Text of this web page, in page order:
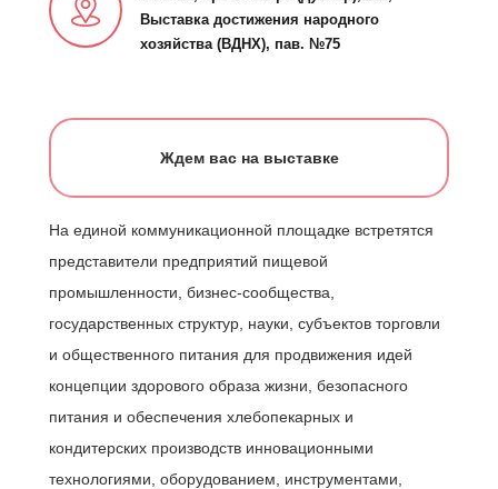
Выставка достижения народного
хозяйства (ВДНХ), пав. №75
Ждем вас на выставке
На единой коммуникационной площадке встретятся
представители предприятий пищевой
промышленности, бизнес-сообщества,
государственных структур, науки, субъектов торговли
и общественного питания для продвижения идей
концепции здорового образа жизни, безопасного
питания и обеспечения хлебопекарных и
кондитерских производств инновационными
технологиями, оборудованием, инструментами,